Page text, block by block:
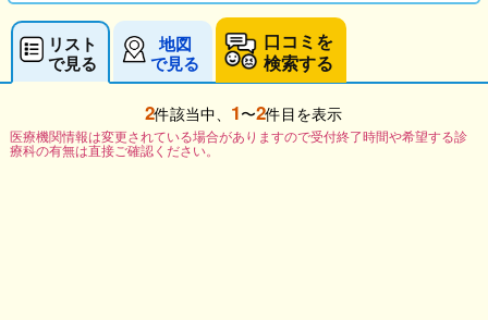
リスト
で見る
地図
で見る
口コミを
検索する
2件該当中、 1〜2件目を表示
医療機関情報は変更されている場合がありますので受付終了時間や希望する診
療科の有無は直接ご確認ください。